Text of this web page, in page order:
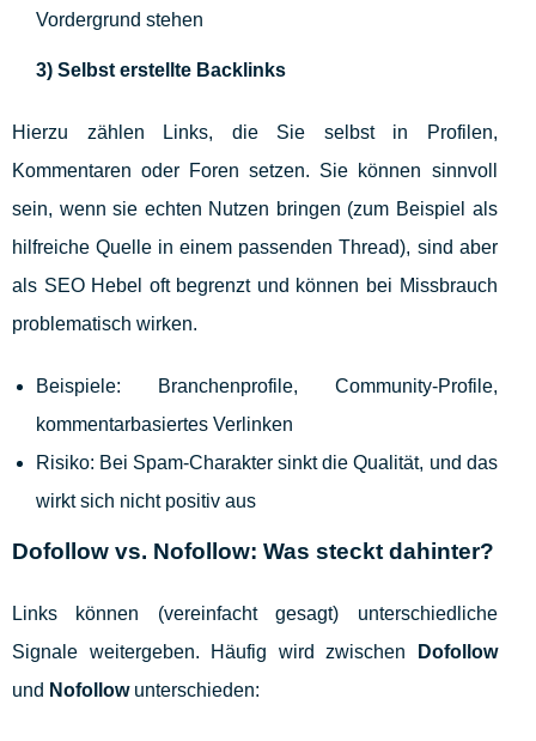
Vordergrund stehen
3) Selbst erstellte Backlinks
Hierzu zählen Links, die Sie selbst in Profilen,
Kommentaren oder Foren setzen. Sie können sinnvoll
sein, wenn sie echten Nutzen bringen (zum Beispiel als
hilfreiche Quelle in einem passenden Thread), sind aber
als SEO Hebel oft begrenzt und können bei Missbrauch
problematisch wirken.
Beispiele: Branchenprofile, Community-Profile,
kommentarbasiertes Verlinken
Risiko: Bei Spam-Charakter sinkt die Qualität, und das
wirkt sich nicht positiv aus
Dofollow vs. Nofollow: Was steckt dahinter?
Links können (vereinfacht gesagt) unterschiedliche
Signale weitergeben. Häufig wird zwischen
Dofollow
und Nofollowunterschieden: